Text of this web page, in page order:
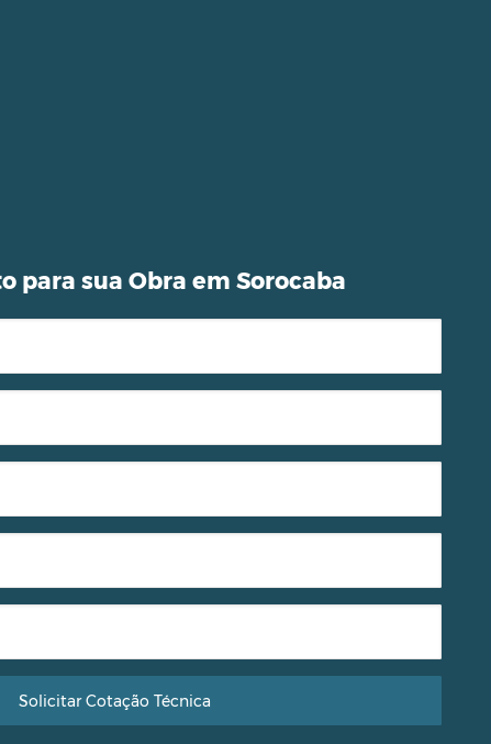
para sua Obra em Sorocaba
Solicitar Cotação Técnica